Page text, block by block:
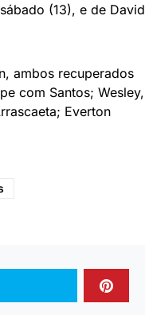
(13), e de David
ambos recuperados
com Santos; Wesley,
Everton